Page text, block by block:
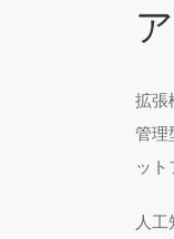
拡張
管理
ッ
人